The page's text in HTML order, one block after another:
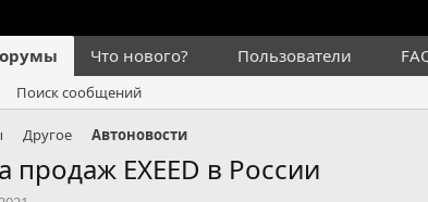
Что нового? Пользователи
Поиск сообщений
Другое Автоновости
продаж EXEED в России